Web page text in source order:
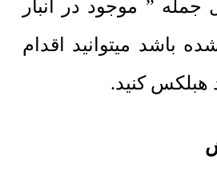
” موجود در انبار
باشد میتوانید اقدام
هبلکس کنید.